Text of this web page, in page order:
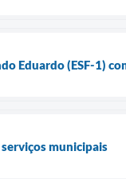
Eduardo (ESF-1)
municipais